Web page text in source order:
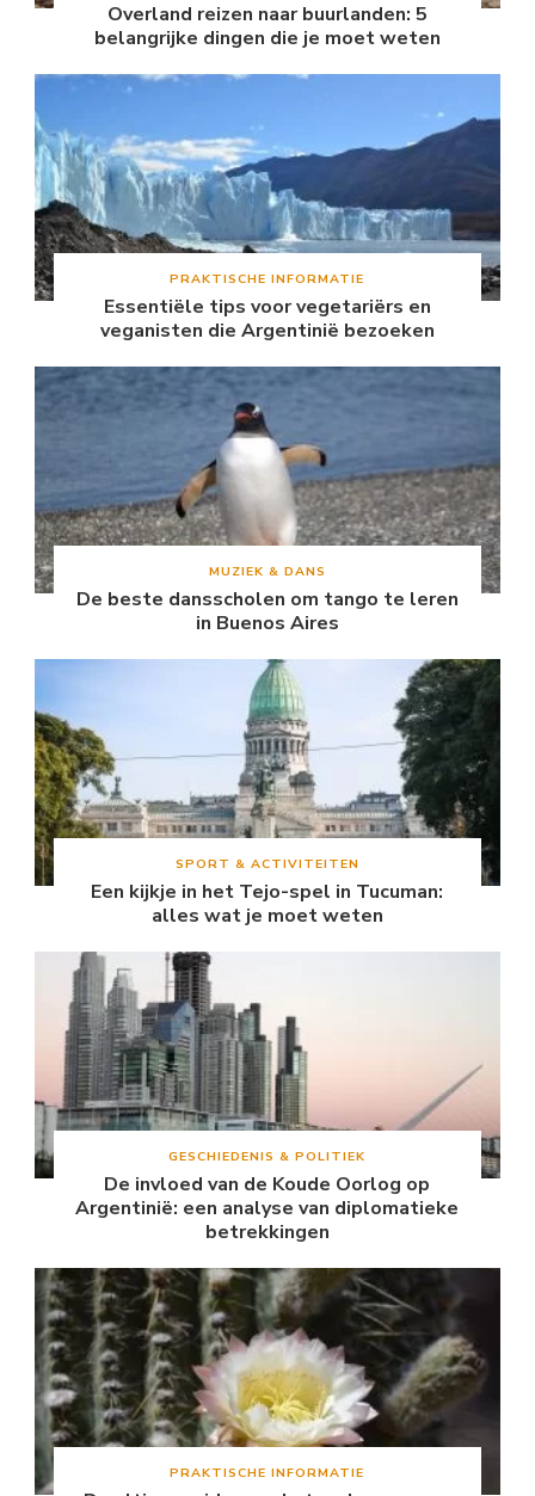
Overland reizen naar buurlanden: 5
belangrijke dingen die je moet weten
PRAKTISCHE INFORMATIE
Essentiële tips voor vegetariërs en
veganisten die Argentinië bezoeken
MUZIEK & DANS
De beste dansscholen om tango te leren
in Buenos Aires
SPORT & ACTIVITEITEN
Een kijkje in het Tejo-spel in Tucuman:
alles wat je moet weten
GESCHIEDENIS & POLITIEK
De invloed van de Koude Oorlog op
Argentinië: een analyse van diplomatieke
betrekkingen
PRAKTISCHE INFORMATIE